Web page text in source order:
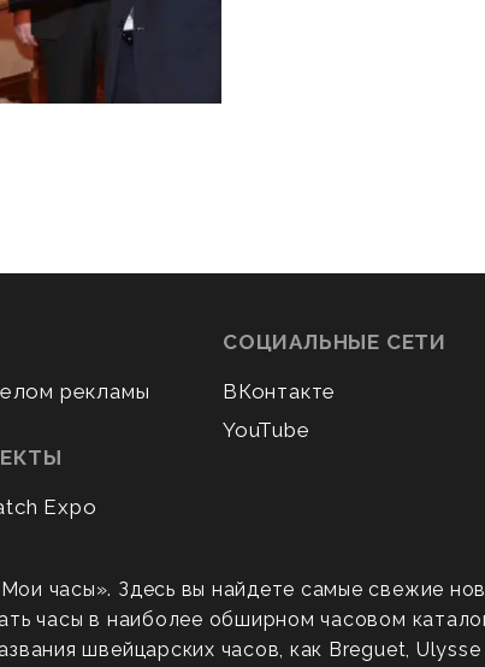
рекламы
Expo
СОЦИАЛЬНЫЕ СЕТИ
ВКонтакте
YouTube
часы». Здесь вы найдете самые свежие
часы в наиболее обширном часовом
швейцарских часов, как Breguet,